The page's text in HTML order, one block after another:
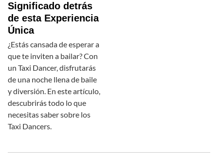
Significado detrás
de esta Experiencia
Única
¿Estás cansada de esperar a
que te inviten a bailar? Con
un Taxi Dancer, disfrutarás
de una noche llena de baile
y diversión. En este artículo,
descubrirás todo lo que
necesitas saber sobre los
Taxi Dancers.